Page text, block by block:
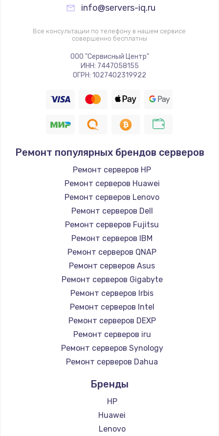
info@servers-iq.ru
Все консультации по телефону в нашем сервисе
совершенно бесплатны
ООО "Сервисный Центр"
ИНН: 7447058155
ОГРН: 1027402319922
Ремонт популярных брендов серверов
Ремонт серверов HP
Ремонт серверов Huawei
Ремонт серверов Lenovo
Ремонт серверов Dell
Ремонт серверов Fujitsu
Ремонт серверов IBM
Ремонт серверов QNAP
Ремонт серверов Asus
Ремонт серверов Gigabyte
Ремонт серверов Irbis
Ремонт серверов Intel
Ремонт серверов DEXP
Ремонт серверов iru
Ремонт серверов Synology
Ремонт серверов Dahua
Бренды
HP
Huawei
Lenovo